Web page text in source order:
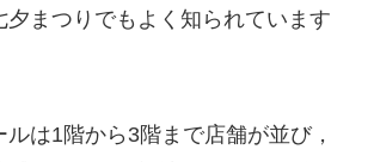
夕まつりでもよく知られています
は1階から3階まで店舗が並び，